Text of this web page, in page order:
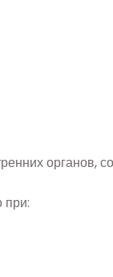
органов,
при: